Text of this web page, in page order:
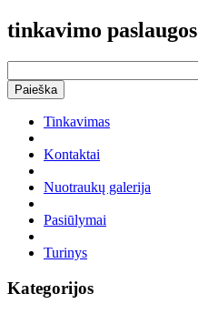
tinkavimo paslaugos
Tinkavimas
Kontaktai
Nuotraukų galerija
Pasiūlymai
Turinys
Kategorijos